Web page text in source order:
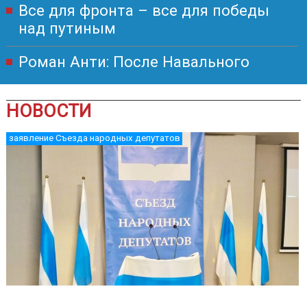
НОВОСТИ
заявление Съезда народных депутатов
Все для фронта – все для победы
над путиным
Роман Анти: После Навального